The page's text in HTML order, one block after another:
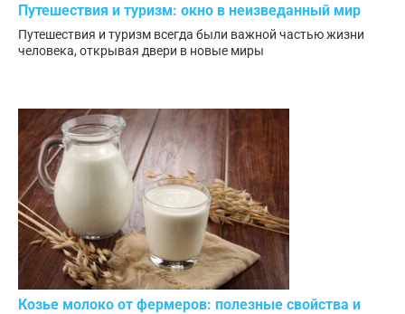
Путешествия и туризм: окно в неизведанный мир
Путешествия и туризм всегда были важной частью жизни
человека, открывая двери в новые миры
Козье молоко от фермеров: полезные свойства и